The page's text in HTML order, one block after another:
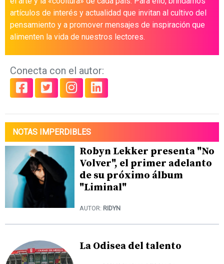
artículos de interés y actualidad que invitan al cultivo del
pensamiento y a promover mensajes de inspiración que
alimenten la vida de nuestros lectores.
Conecta con el autor:
NOTAS IMPERDIBLES
Robyn Lekker presenta "No
Volver", el primer adelanto
de su próximo álbum
"Liminal"
AUTOR:RIDYN
La Odisea del talento